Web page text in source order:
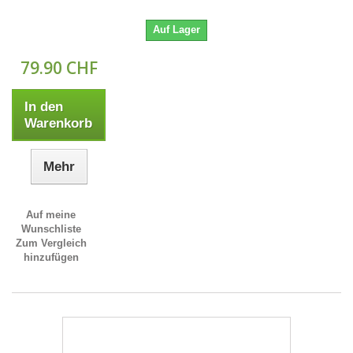
Auf Lager
79.90 CHF
In den
Warenkorb
Mehr
Auf meine
Wunschliste
Zum Vergleich
hinzufügen